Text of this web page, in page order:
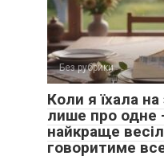
Без рубрики
Коли я їхала
лише про одне
найкраще
говоритиме